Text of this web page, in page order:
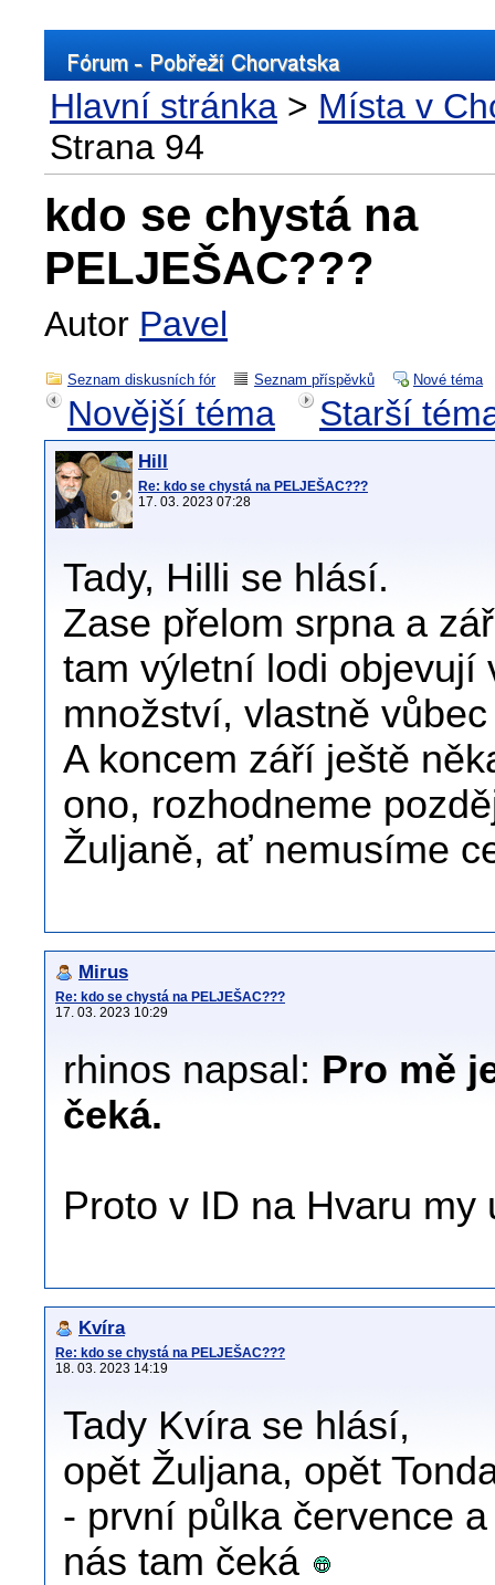
Hlavní stránka > Místa v
Strana 94
kdo se chystá na
PELJEŠAC???
Autor Pavel
Seznam diskusních fór Seznam příspěvků Nové téma
Novější téma Starší
Hill
Re: kdo se chystá na PELJEŠAC???
17. 03. 2023 07:28
Tady, Hilli se hlásí.
Zase přelom srpna a
tam výletní lodi objevují
množství, vlastně
A koncem září ještě
ono, rozhodneme
Žuljaně, ať nemusíme
Mirus
Re: kdo se chystá na PELJEŠAC???
17. 03. 2023 10:29
rhinos napsal: Pro mě
čeká.
Proto v ID na Hvaru
Kvíra
Re: kdo se chystá na PELJEŠAC???
18. 03. 2023 14:19
Tady Kvíra se hlásí,
opět Žuljana, opět
- první půlka července
nás tam čeká